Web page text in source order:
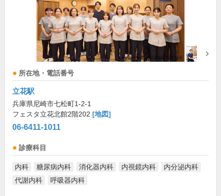
所在地・電話番号
立花駅
兵庫県尼崎市七松町1-2-1
フェスタ立花北館2階202 [地図]
06-6411-1011
診療科目
内科 糖尿病内科 消化器内科 内視鏡内科
内分泌内科
代謝内科
呼吸器内科